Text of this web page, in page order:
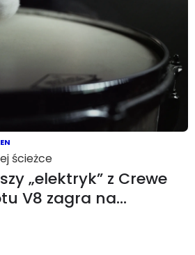
ścieżce
„elektryk” z Crewe
V8 zagra na…